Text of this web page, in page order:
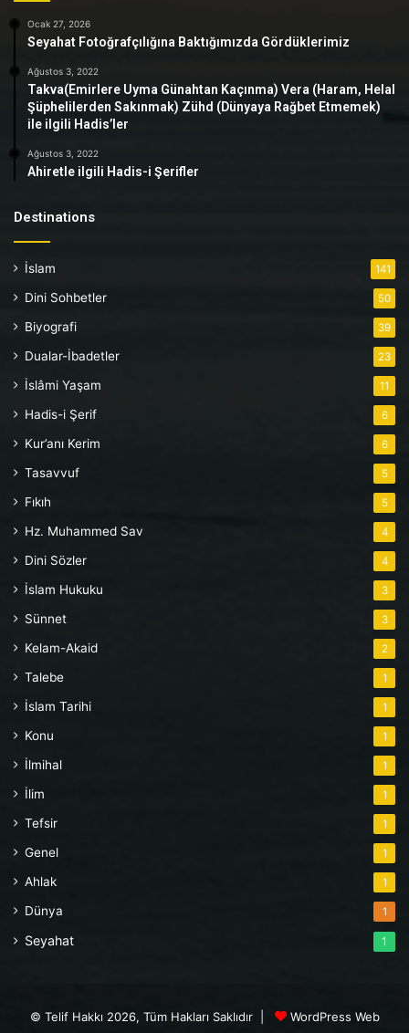
Ocak 27, 2026
Seyahat Fotoğrafçılığına Baktığımızda Gördüklerimiz
Ağustos 3, 2022
Takva(Emirlere Uyma Günahtan Kaçınma) Vera (Haram, Helal
Şüphelilerden Sakınmak) Zühd (Dünyaya Rağbet Etmemek)
ile ilgili Hadis’ler
Ağustos 3, 2022
Ahiretle ilgili Hadis-i Şerifler
Destinations
İslam 141
Dini Sohbetler 50
Biyografi 39
Dualar-İbadetler 23
İslâmi Yaşam 11
Hadis-i Şerif 6
Kur’anı Kerim 6
Tasavvuf 5
Fıkıh 5
Hz. Muhammed Sav 4
Dini Sözler 4
İslam Hukuku 3
Sünnet 3
Kelam-Akaid 2
Talebe 1
İslam Tarihi 1
Konu 1
İlmihal 1
İlim 1
Tefsir 1
Genel 1
Ahlak 1
Dünya 1
Seyahat 1
© Telif Hakkı 2026, Tüm Hakları Saklıdır | WordPress Web